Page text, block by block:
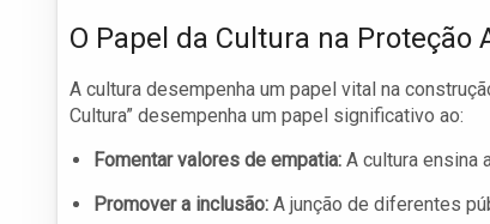
O Papel da Cultura na Proteção
A cultura desempenha um papel vital na
Cultura” desempenha um papel significativo ao:
Fomentar valores de empatia: A cultura ensina
Promover a inclusão: A junção de diferentes